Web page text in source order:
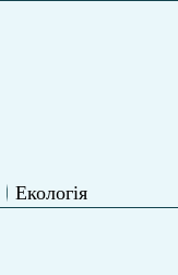
Екологія